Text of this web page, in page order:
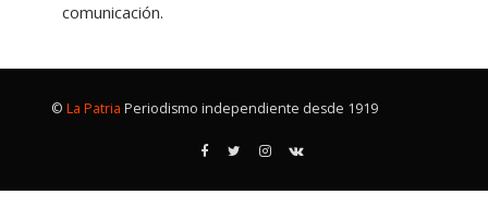
comunicación.
© La Patria Periodismo independiente desde 1919